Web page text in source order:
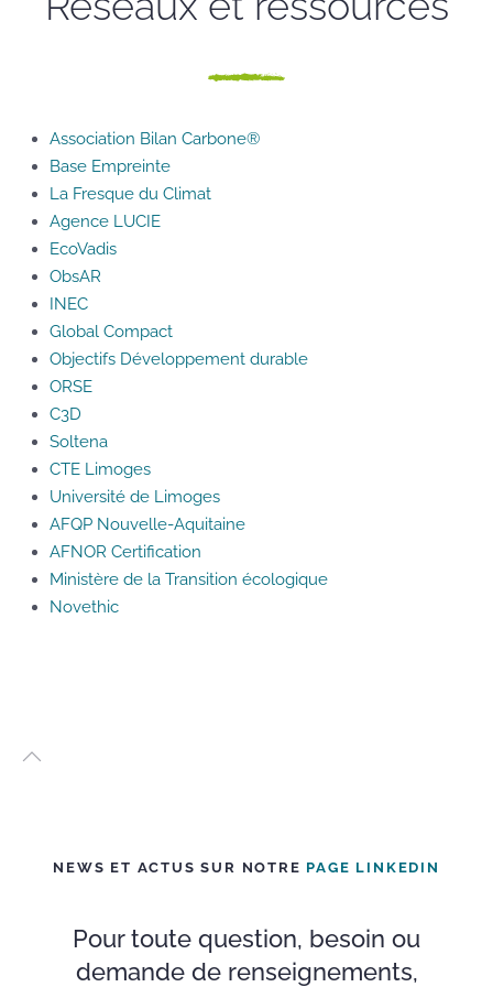
Association Bilan Carbone®
Base Empreinte
La Fresque du Climat
Agence LUCIE
EcoVadis
ObsAR
INEC
Global Compact
Objectifs Développement durable
ORSE
C3D
Soltena
CTE Limoges
Université de Limoges
AFQP Nouvelle-Aquitaine
AFNOR Certification
Ministère de la Transition écologique
Novethic
NEWS ET ACTUS SUR NOTRE PAGE LINKEDIN
Pour toute question, besoin ou
demande de renseignements,